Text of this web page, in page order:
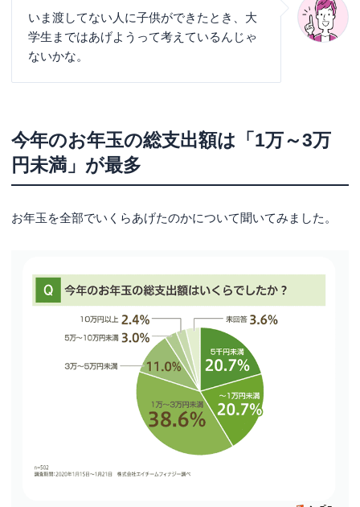
いま渡してない人に子供ができたとき、大
学生まではあげようって考えているんじゃ
ないかな。
今年のお年玉の総支出額は「1万～3万
円未満」が最多
お年玉を全部でいくらあげたのかについて聞いてみました。